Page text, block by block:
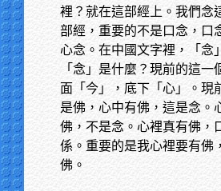
裡？就在這部經上。我們念
部經，重要的不是口念，口
心念。在中國文字裡，「念
「念」是什麼？現前的這一
面「今」，底下「心」。現
是佛，心中有佛，這是念。
佛，不是念。心裡真有佛，
係。重要的是我心裡要有佛
佛。